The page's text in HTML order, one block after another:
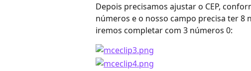
Depois precisamos ajustar o CEP,
números e o nosso campo precisa ter 8
iremos completar com 3 números 0: